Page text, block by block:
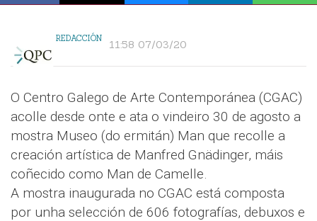
REDACCIÓN 11:58 07/03/20
O Centro Galego de Arte Contemporánea (CGAC)
acolle desde onte e ata o vindeiro 30 de agosto a
mostra Museo (do ermitán) Man que recolle a
creación artística de Manfred Gnädinger, máis
coñecido como Man de Camelle.
A mostra inaugurada no CGAC está composta
por unha selección de 606 fotografías, debuxos e